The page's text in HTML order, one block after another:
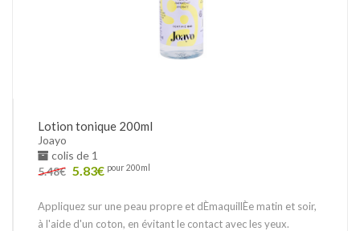
Lotion tonique 200ml
Joayo
colis de 1
5.48€ 5.83€ pour 200ml
Appliquez sur une peau propre et dÈmaquillÈe matin et soir,
à l'aide d'un coton, en évitant le contact avec les yeux.